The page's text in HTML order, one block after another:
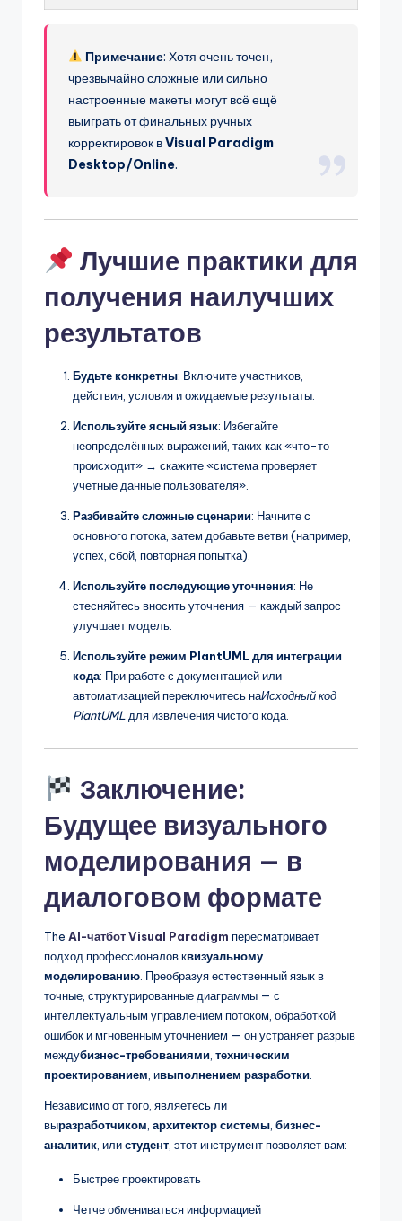
Примечание: Хотя очень точен,
чрезвычайно сложные или сильно
настроенные макеты могут всё ещё
выиграть от финальных ручных
корректировок вVisual Paradigm
Desktop/Online.
Лучшие практики для
получения наилучших
результатов
Будьте конкретны: Включите участников,
действия, условия и ожидаемые результаты.
Используйте ясный язык: Избегайте
неопределённых выражений, таких как «что-то
происходит» → скажите «система проверяет
учетные данные пользователя».
Разбивайте сложные сценарии: Начните с
основного потока, затем добавьте ветви (например,
успех, сбой, повторная попытка).
Используйте последующие уточнения: Не
стесняйтесь вносить уточнения — каждый запрос
улучшает модель.
Используйте режим PlantUML для интеграции
кода: При работе с документацией или
автоматизацией переключитесь наИсходный код
PlantUML для извлечения чистого кода.
Заключение:
Будущее визуального
моделирования — в
диалоговом формате
The AI-чатбот Visual Paradigm пересматривает
подход профессионалов квизуальному
моделированию. Преобразуя естественный язык в
точные, структурированные диаграммы — с
интеллектуальным управлением потоком, обработкой
ошибок и мгновенным уточнением — он устраняет разрыв
междубизнес-требованиями, техническим
проектированием, ивыполнением разработки.
Независимо от того, являетесь ли
выразработчиком, архитектор системы, бизнес-
аналитик, илистудент, этот инструмент позволяет вам:
Быстрее проектировать
Четче обмениваться информацией